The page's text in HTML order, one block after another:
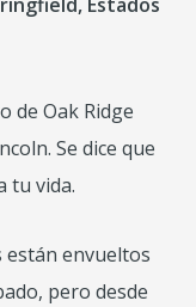
de Oak Ridge
Se dice que
tu vida.
envueltos
pero desde